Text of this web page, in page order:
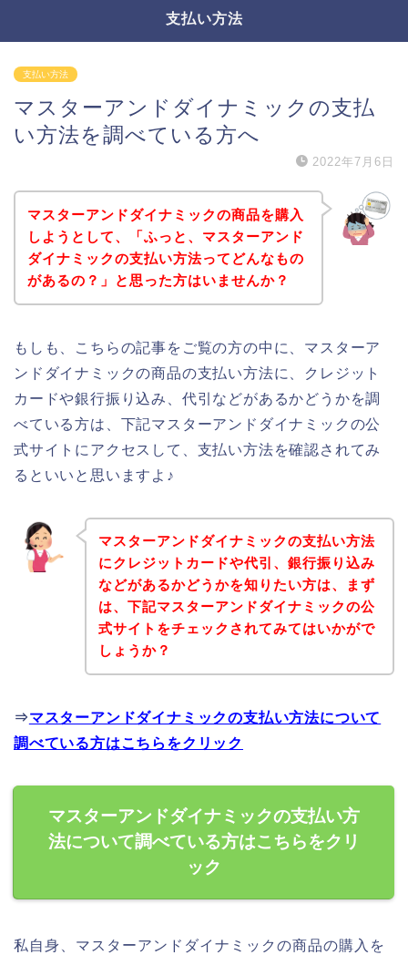
支払い方法
支払い方法
マスターアンドダイナミックの支払
い方法を調べている方へ
2022年7月6日
マスターアンドダイナミックの商品を購入
しようとして、「ふっと、マスターアンド
ダイナミックの支払い方法ってどんなもの
があるの？」と思った方はいませんか？
もしも、こちらの記事をご覧の方の中に、マスターア
ンドダイナミックの商品の支払い方法に、クレジット
カードや銀行振り込み、代引などがあるかどうかを調
べている方は、下記マスターアンドダイナミックの公
式サイトにアクセスして、支払い方法を確認されてみ
るといいと思いますよ♪
マスターアンドダイナミックの支払い方法
にクレジットカードや代引、銀行振り込み
などがあるかどうかを知りたい方は、まず
は、下記マスターアンドダイナミックの公
式サイトをチェックされてみてはいかがで
しょうか？
⇒マスターアンドダイナミックの支払い方法について
調べている方はこちらをクリック
マスターアンドダイナミックの支払い方
法について調べている方はこちらをクリ
ック
私自身、マスターアンドダイナミックの商品の購入を